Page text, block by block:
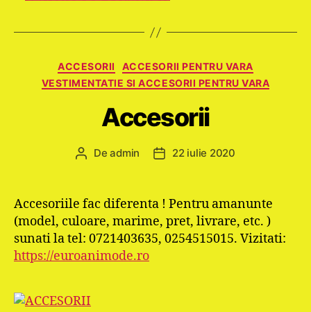
Categorii
ACCESORII
ACCESORII PENTRU VARA
VESTIMENTATIE SI ACCESORII PENTRU VARA
Accesorii
Autor
Deadmin
Dată22 iulie 2020
Accesoriile fac diferenta ! Pentru amanunte
(model, culoare, marime, pret, livrare, etc. )
sunati la tel: 0721403635, 0254515015. Vizitati:
https://euroanimode.ro